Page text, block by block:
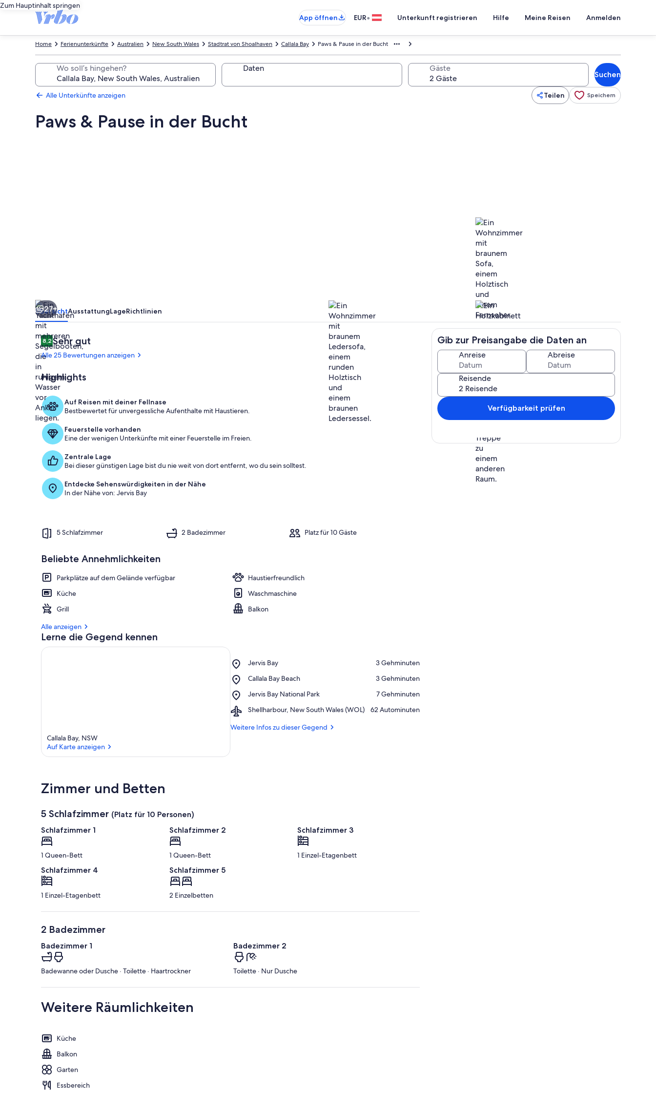
Zum Hauptinhalt springen
App öffnen
EUR• Unterkunft registrieren Hilfe Meine Reisen Anmelden
Paws & Pause in der Bucht
Callala Bay
Stadtrat von Shoalhaven
New South Wales
Australien
Ferienunterkünfte
Home
Wo soll’s hingehen? Daten Gäste
Suchen
Alle Unterkünfte anzeigen Teilen Speichern
Paws & Pause in der Bucht
Wohnbereich Innenbereich
27+
ÜbersichtAusstattungLageRichtlinien
Bewertungen
8,28,2 von 10.
Sehr gut
Alle 25 Bewertungen anzeigen
Highlights
Auf Reisen mit deiner Fellnase
Bestbewertet für unvergessliche Aufenthalte mit Haustieren.
Feuerstelle vorhanden
Eine der wenigen Unterkünfte mit einer Feuerstelle im Freien.
Zentrale Lage
Bei dieser günstigen Lage bist du nie weit von dort entfernt, wo du sein solltest.
Entdecke Sehenswürdigkeiten in der Nähe
In der Nähe von: Jervis Bay
5 Schlafzimmer 2 Badezimmer Platz für 10 Gäste
Beliebte Annehmlichkeiten
Parkplätze auf dem Gelände verfügbar
Haustierfreundlich
Küche
Waschmaschine
Grill
Balkon
Alle anzeigen
Lerne die Gegend kennen
Callala Bay, NSW
Auf Karte anzeigen
Jervis Bay
Place,
Bay
‪3 Gehminuten‬
Callala Bay Beach
Place,
Bay
‪3 Gehminuten‬
Jervis Bay National Park
Place,
Bay
Park
‪7 Gehminuten‬
Shellharbour, New South Wales (WOL)
Airport,
New
‪62 Autominuten‬
Weitere Infos zu dieser Gegend
Zimmer und Betten
5 Schlafzimmer (Platz für 10 Personen)
Schlafzimmer 1
1 Queen-Bett
Schlafzimmer 2
1 Queen-Bett
Schlafzimmer 3
1 Einzel-Etagenbett
Schlafzimmer 4
1 Einzel-Etagenbett
Schlafzimmer 5
2 Einzelbetten
2 Badezimmer
Badezimmer 1
Badewanne oder Dusche · Toilette · Haartrockner
Badezimmer 2
Toilette · Nur Dusche
Weitere Räumlichkeiten
Küche
Balkon
Garten
Essbereich
Gib zur Preisangabe die Daten an
Anreise Abreise
Reisende
Verfügbarkeit prüfen